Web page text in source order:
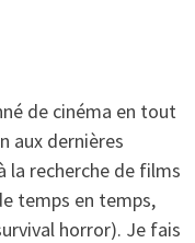
de cinéma en tout
aux dernières
la recherche de films
temps en temps,
horror). Je fais